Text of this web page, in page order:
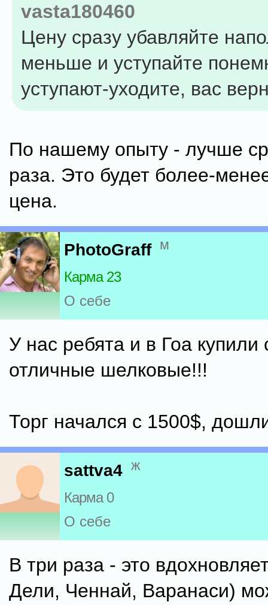
vasta180460
Цену сразу убавляйте
меньше и уступайте
уступают-уходите, вас
По нашему опыту - лучше
раза. Это будет более-
цена.
PhotoGraff м
Карма 23
О себе
У нас ребята и в Гоа купили
отличные шелковые!!!
Торг начался с 1500$,
sattva4 ж
Карма 0
О себе
В три раза - это
Дели, Ченнай, Варанаси)